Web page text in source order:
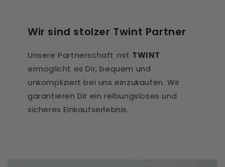
Wir sind stolzer Twint Partner
Unsere Partnerschaft mit TWINT
ermöglicht es Dir, bequem und
unkompliziert bei uns einzukaufen. Wir
garantieren Dir ein reibungsloses und
sicheres Einkaufserlebnis.